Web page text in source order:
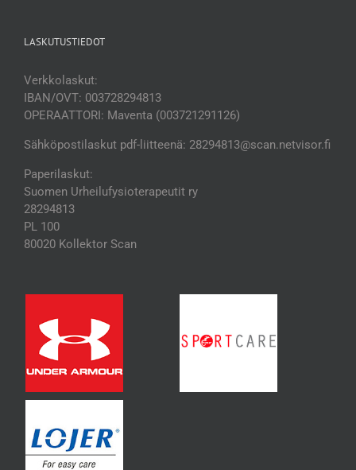
LASKUTUSTIEDOT
Verkkolaskut:
IBAN/OVT: 003728294813
OPERAATTORI: Maventa (003721291126)
Sähköpostilaskut pdf-liitteenä: 28294813@scan.netvisor.fi
Paperilaskut:
Suomen Urheilufysioterapeutit ry
28294813
PL 100
80020 Kollektor Scan